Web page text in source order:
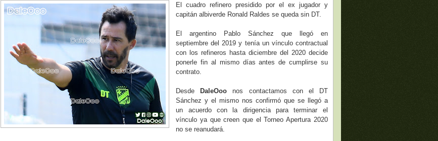
El cuadro refinero presidido por el ex jugador y
capitán albiverde Ronald Raldes se queda sin DT.
El argentino Pablo Sánchez que llegó en
septiembre del 2019 y tenía un vínculo contractual
con los refineros hasta diciembre del 2020 decide
ponerle fin al mismo días antes de cumplirse su
contrato.
Desde DaleOoo nos contactamos con el DT
Sánchez y el mismo nos confirmó que se llegó a
un acuerdo con la dirigencia para terminar el
vínculo ya que creen que el Torneo Apertura 2020
no se reanudará.